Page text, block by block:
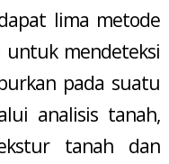
lima metode
mendeteksi
pada suatu
analisis tanah,
tanah dan